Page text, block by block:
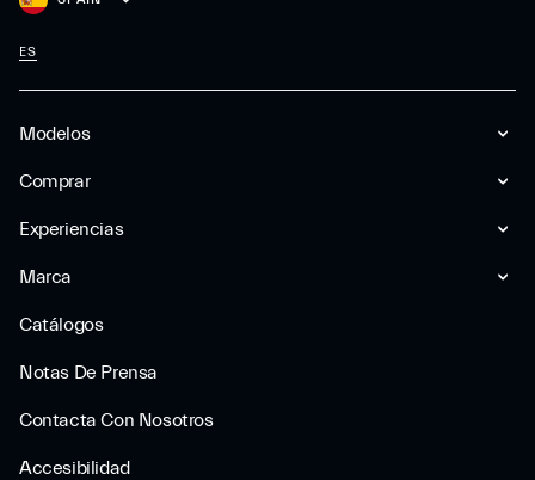
Modelos
Comprar
Experiencias
Marca
Catálogos
Notas De Prensa
Contacta Con Nosotros
Accesibilidad
ES